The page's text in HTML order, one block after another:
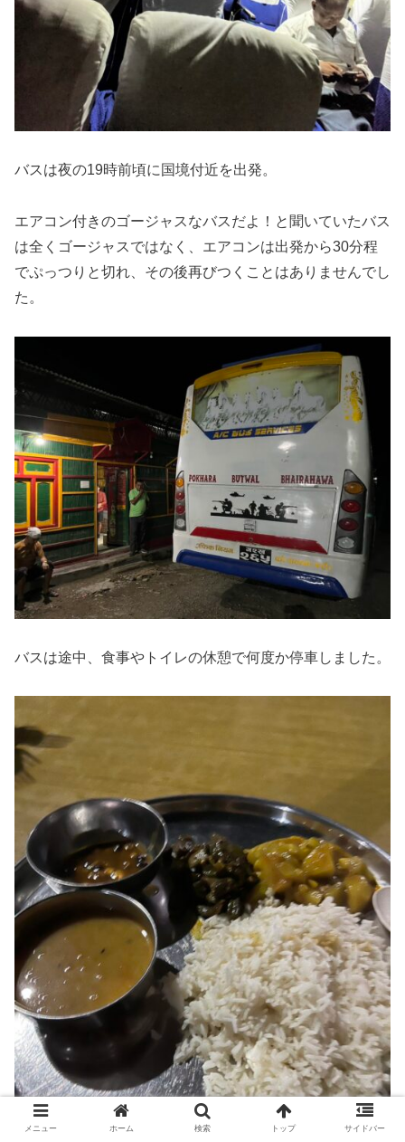
バスは夜の19時前頃に国境付近を出発。
エアコン付きのゴージャスなバスだよ！と聞いていたバス
は全くゴージャスではなく、エアコンは出発から30分程
でぷっつりと切れ、その後再びつくことはありませんでし
た。
バスは途中、食事やトイレの休憩で何度か停車しました。
メニュー ホーム 検索 トップ サイドバー